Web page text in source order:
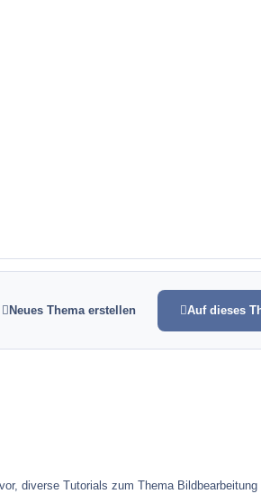
Neues Thema erstellen Auf dieses
diverse Tutorials zum Thema